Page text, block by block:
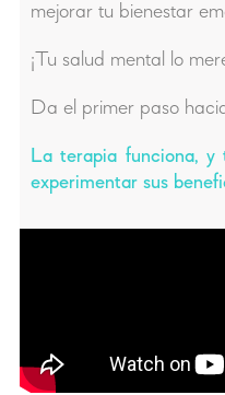
mejorar tu bienestar
¡Tu salud mental lo
Da el primer paso
La terapia funciona, y
experimentar sus